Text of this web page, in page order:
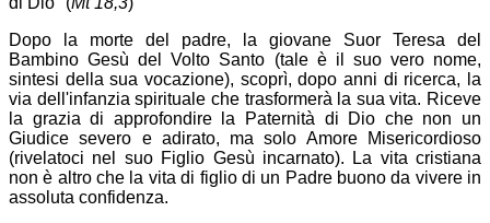
Dopo la morte del padre, la giovane Suor Teresa del
Bambino Gesù del Volto Santo (tale è il suo vero nome,
sintesi della sua vocazione), scoprì, dopo anni di ricerca, la
via dell'infanzia spirituale che trasformerà la sua vita. Riceve
la grazia di approfondire la Paternità di Dio che non un
Giudice severo e adirato, ma solo Amore Misericordioso
(rivelatoci nel suo Figlio Gesù incarnato). La vita cristiana
non è altro che la vita di figlio di un Padre buono da vivere in
assoluta confidenza.